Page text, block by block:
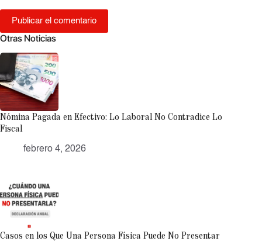
Publicar el comentario
Otras Noticias
Nómina Pagada en Efectivo: Lo Laboral No Contradice Lo
Fiscal
febrero 4, 2026
Casos en los Que Una Persona Física Puede No Presentar